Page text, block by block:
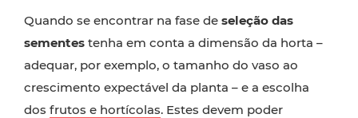
Quando se encontrar na fase de seleção das
sementes tenha em conta a dimensão da horta –
adequar, por exemplo, o tamanho do vaso ao
crescimento expectável da planta – e a escolha
dos frutos e hortícolas. Estes devem poder